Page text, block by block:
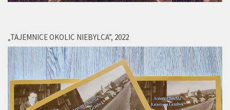
„TAJEMNICE OKOLIC NIEBYLCA”, 2022